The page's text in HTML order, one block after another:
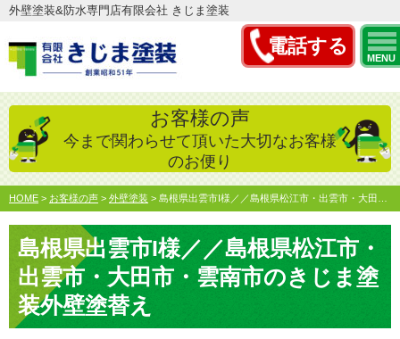
電話する
MENU
外壁塗装&防水専門店有限会社 きじま塗装
お客様の声
今まで関わらせて頂いた大切なお客様
のお便り
HOME > お客様の声 > 外壁塗装 > 島根県出雲市I様／／島根県松江市・出雲市・大田市・雲南市の…
島根県出雲市I様／／島根県松江市・
出雲市・大田市・雲南市のきじま塗
装外壁塗替え